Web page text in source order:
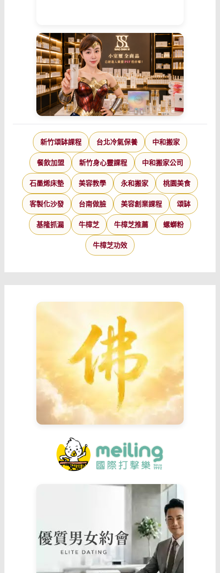
新竹頌缽課程 台北冷氣保養 中和搬家
餐飲加盟 新竹身心靈課程 中和搬家公司
石墨烯床墊 美容教學 永和搬家 桃園美食
客製化沙發 台南做臉 美容創業課程 頌缽
基隆抓漏 牛樟芝 牛樟芝推薦 螺螄粉
牛樟芝功效